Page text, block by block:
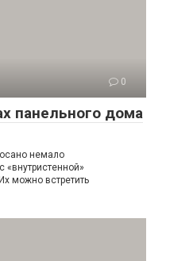
0
панельного дома
немало
«внутристенной»
можно встретить